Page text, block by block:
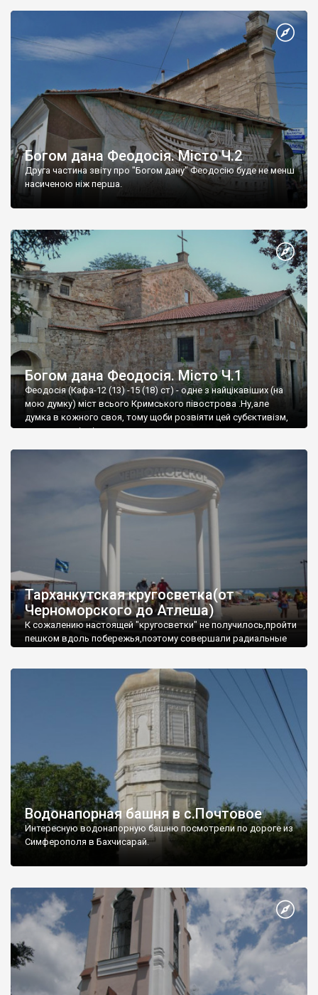
Богом дана Феодосія. Місто Ч.2
Друга частина звіту про "Богом дану" Феодосію буде не менш
насиченою ніж перша.
Богом дана Феодосія. Місто Ч.1
Феодосія (Кафа-12 (13) -15 (18) ст) - одне з найцікавіших (на
мою думку) міст всього Кримського півострова .Ну,але
думка в кожного своя, тому щоби розвіяти цей субєктивізм,
запрошую відвідати це
Тарханкутская кругосветка(от
Черноморского до Атлеша)
К сожалению настоящей "кругосветки" не получилось,пройти
пешком вдоль побережья,поэтому совершали радиальные
Водонапорная башня в с.Почтовое
Интересную водонапорную башню посмотрели по дороге из
Симферополя в Бахчисарай.